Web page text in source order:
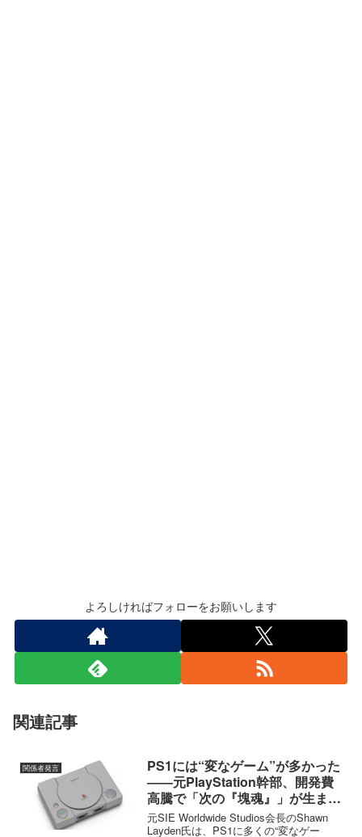
よろしければフォローをお願いします
関連記事
関係者発言
PS1には“変なゲーム”が多かった
――元PlayStation幹部、開発費
高騰で「次の『塊魂』」が生まれ
にくいと指摘
元SIE Worldwide Studios会長のShawn
Layden氏は、PS1に多くの“変なゲー